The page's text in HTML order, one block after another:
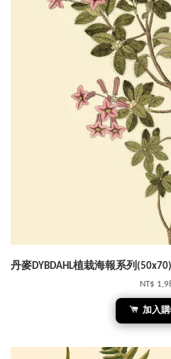
丹麥DYBDAHL植栽海報系列(50x70)
NT$
加入